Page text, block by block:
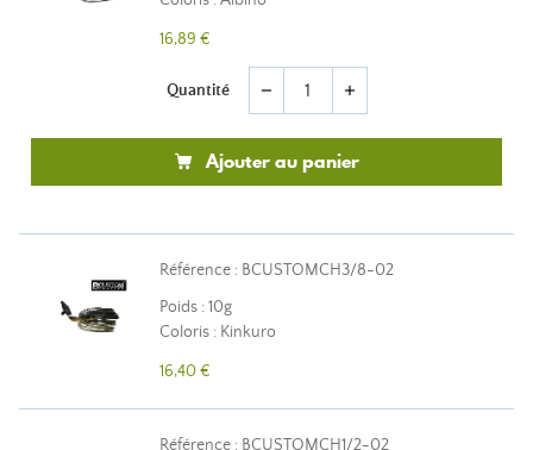
16,89 €
Quantité remove add
Ajouter au panier
Référence : BCUSTOMCH3/8-02
Poids : 10g
Coloris : Kinkuro
16,40 €
Référence : BCUSTOMCH1/2-02